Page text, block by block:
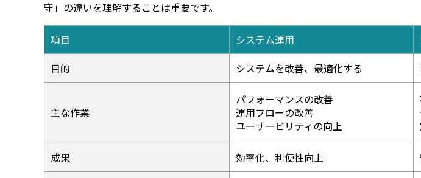
守」の違いを理解することは重要です。
項目 システム運用
目的
システムを改善、最適化する
主な作業
パフォーマンスの改善
運用フローの改善
ユーザービリティの向上
成果 効率化、利便性向上